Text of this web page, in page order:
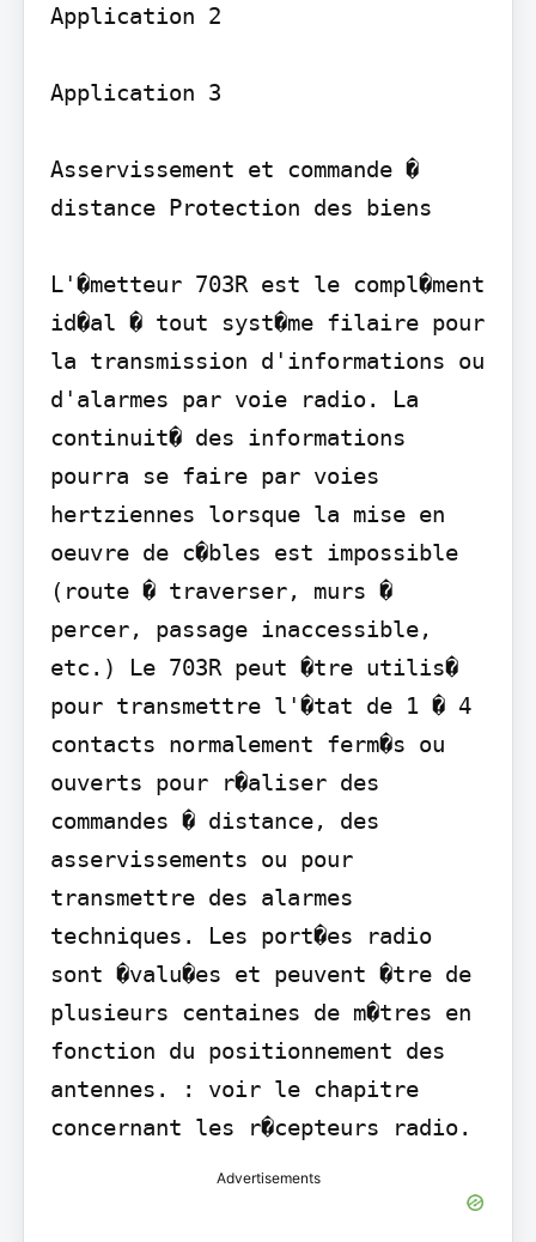
Application 2
Application 3
Asservissement et commande �
distance Protection des biens
L'�metteur 703R est le compl�ment
id�al � tout syst�me filaire pour
la transmission d'informations ou
d'alarmes par voie radio. La
continuit� des informations
pourra se faire par voies
hertziennes lorsque la mise en
oeuvre de c�bles est impossible
(route � traverser, murs �
percer, passage inaccessible,
etc.) Le 703R peut �tre utilis�
pour transmettre l'�tat de 1 � 4
contacts normalement ferm�s ou
ouverts pour r�aliser des
commandes � distance, des
asservissements ou pour
transmettre des alarmes
techniques. Les port�es radio
sont �valu�es et peuvent �tre de
plusieurs centaines de m�tres en
fonction du positionnement des
antennes. : voir le chapitre
concernant les r�cepteurs radio.
Advertisements